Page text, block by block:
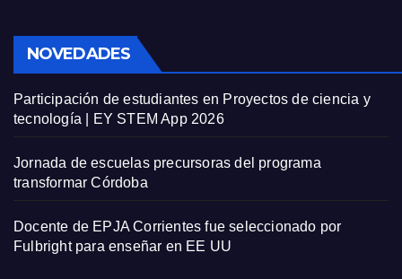
NOVEDADES
Participación de estudiantes en Proyectos de ciencia y
tecnología | EY STEM App 2026
Jornada de escuelas precursoras del programa
transformar Córdoba
Docente de EPJA Corrientes fue seleccionado por
Fulbright para enseñar en EE UU